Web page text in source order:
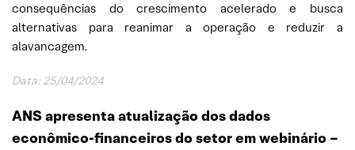
consequências do crescimento acelerado e busca
alternativas para reanimar a operação e reduzir a
alavancagem.
Data: 25/04/2024
ANS apresenta atualização dos dados
econômico-financeiros do setor em webinário –